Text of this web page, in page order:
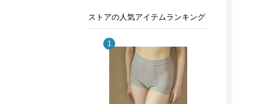
ストアの人気アイテムランキング